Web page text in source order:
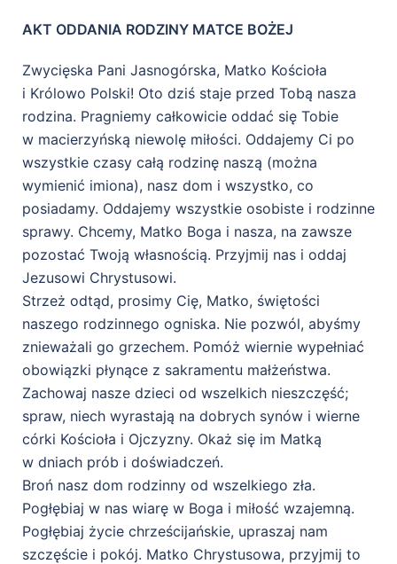
AKT ODDANIA RODZINY MATCE BOŻEJ
Zwycięska Pani Jasnogórska, Matko Kościoła
i Królowo Polski! Oto dziś staje przed Tobą nasza
rodzina. Pragniemy całkowicie oddać się Tobie
w macierzyńską niewolę miłości. Oddajemy Ci po
wszystkie czasy całą rodzinę naszą (można
wymienić imiona), nasz dom i wszystko, co
posiadamy. Oddajemy wszystkie osobiste i rodzinne
sprawy. Chcemy, Matko Boga i nasza, na zawsze
pozostać Twoją własnością. Przyjmij nas i oddaj
Jezusowi Chrystusowi.
Strzeż odtąd, prosimy Cię, Matko, świętości
naszego rodzinnego ogniska. Nie pozwól, abyśmy
znieważali go grzechem. Pomóż wiernie wypełniać
obowiązki płynące z sakramentu małżeństwa.
Zachowaj nasze dzieci od wszelkich nieszczęść;
spraw, niech wyrastają na dobrych synów i wierne
córki Kościoła i Ojczyzny. Okaż się im Matką
w dniach prób i doświadczeń.
Broń nasz dom rodzinny od wszelkiego zła.
Pogłębiaj w nas wiarę w Boga i miłość wzajemną.
Pogłębiaj życie chrześcijańskie, upraszaj nam
szczęście i pokój. Matko Chrystusowa, przyjmij to